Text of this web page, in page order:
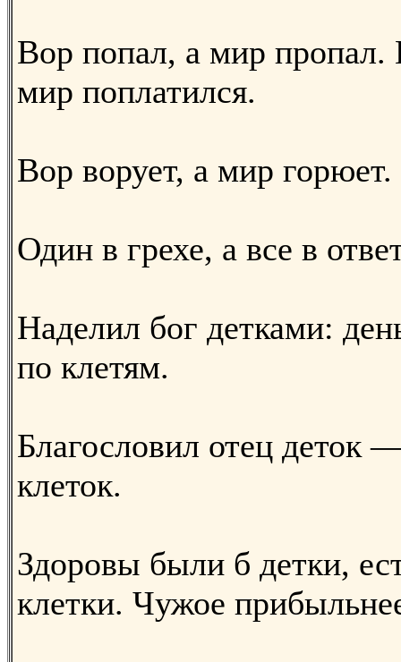
Вор попал, а мир пропал.
мир поплатился.
Вор ворует, а мир горюет.
Один в грехе, а все в
Наделил бог детками:
по клетям.
Благословил отец деток
клеток.
Здоровы были б детки,
клетки. Чужое